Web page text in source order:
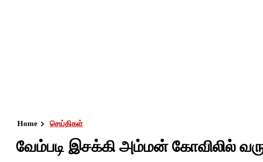
Home செய்திகள்
வேம்படி இசக்கி அம்மன் கோவிலில்